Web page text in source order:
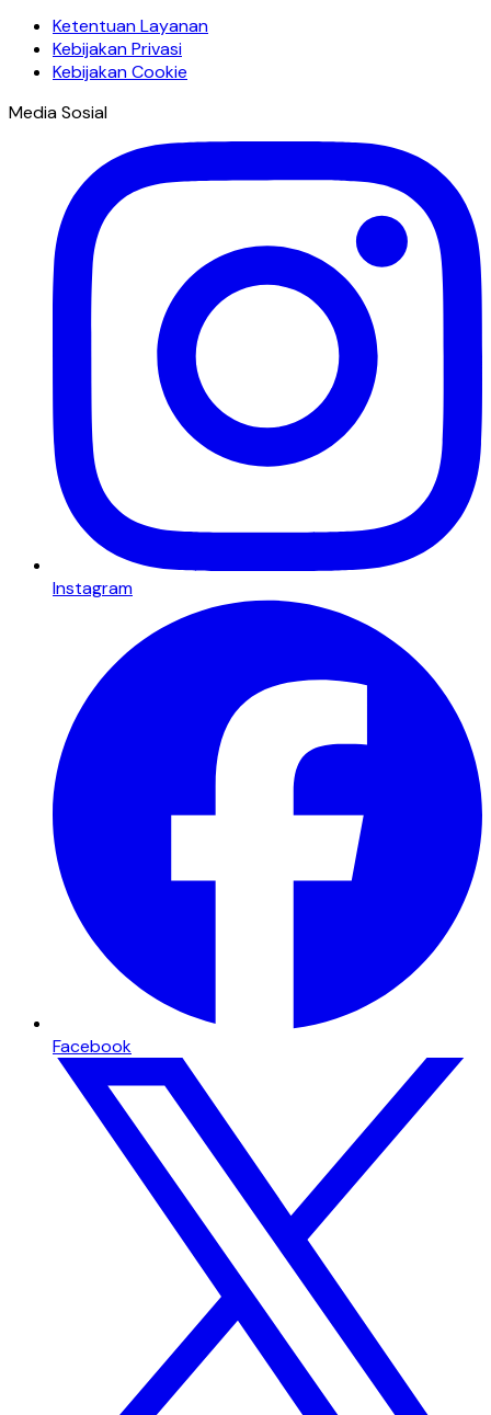
Ketentuan Layanan
Kebijakan Privasi
Kebijakan Cookie
Media Sosial
Instagram
Facebook